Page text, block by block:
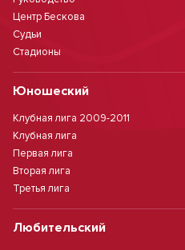
Центр Бескова
Судьи
Стадионы
Юношеский
Клубная лига 2009-2011
Клубная лига
Первая лига
Вторая лига
Третья лига
Любительский